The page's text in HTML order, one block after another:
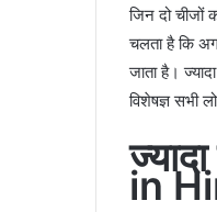
जिन दो चीजों
चलता है कि
जाता है।
विशेषज्ञ सभी
in